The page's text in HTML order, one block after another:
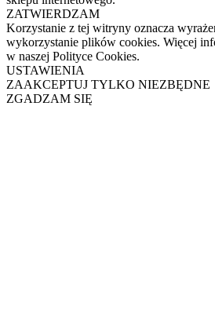
ZATWIERDZAM
Korzystanie z tej witryny oznacza
wykorzystanie plików cookies. Więcej
w naszej Polityce Cookies.
USTAWIENIA
ZAAKCEPTUJ TYLKO NIEZBĘDNE
ZGADZAM SIĘ